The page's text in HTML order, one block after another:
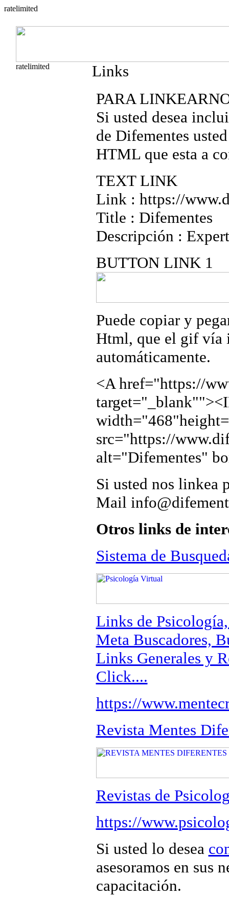
Links
PARA
Si usted desea
de Difementes
HTML que esta a
TEXT LINK
Link : https://
Title : Difementes
Descripción :
BUTTON LINK 1
Puede copiar y
Html, que el gif vía
automáticamente.
<A href="https://
src="https://
alt="Difementes"
Si usted nos linkea
Mail
Otros links de
Sistema de
Links de
Meta Buscadores,
Links Generales y
Click....
https://
Revista Mentes
Revistas de
https://
Si usted lo desea
asesoramos en sus
capacitación.